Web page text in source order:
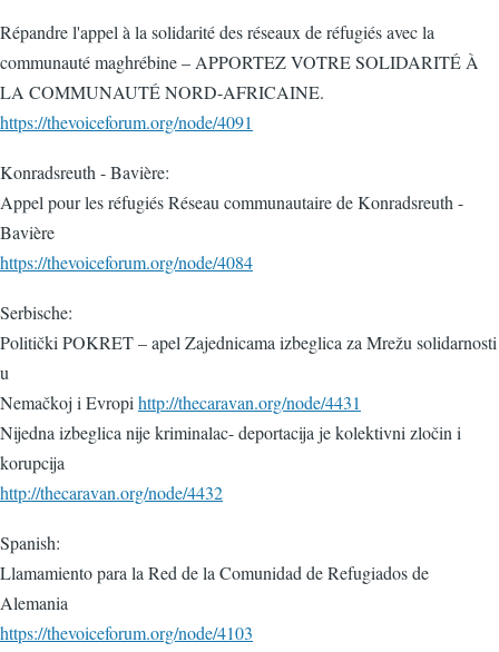
Répandre l'appel à la solidarité des réseaux de réfugiés avec la
communauté maghrébine – APPORTEZ VOTRE SOLIDARITÉ À
LA COMMUNAUTÉ NORD-AFRICAINE.
https://thevoiceforum.org/node/4091
Konradsreuth - Bavière:
Appel pour les réfugiés Réseau communautaire de Konradsreuth -
Bavière
https://thevoiceforum.org/node/4084
Serbische:
Politički POKRET – apel Zajednicama izbeglica za Mrežu solidarnosti
u
Nemačkoj i Evropi http://thecaravan.org/node/4431
Nijedna izbeglica nije kriminalac- deportacija je kolektivni zločin i
korupcija
http://thecaravan.org/node/4432
Spanish:
Llamamiento para la Red de la Comunidad de Refugiados de
Alemania
https://thevoiceforum.org/node/4103